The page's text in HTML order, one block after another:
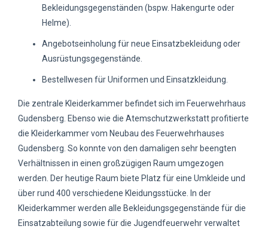
Bekleidungsgegenständen (bspw. Hakengurte oder
Helme).
Angebotseinholung für neue Einsatzbekleidung oder
Ausrüstungsgegenstände.
Bestellwesen für Uniformen und Einsatzkleidung.
Die zentrale Kleiderkammer befindet sich im Feuerwehrhaus
Gudensberg. Ebenso wie die Atemschutzwerkstatt profitierte
die Kleiderkammer vom Neubau des Feuerwehrhauses
Gudensberg. So konnte von den damaligen sehr beengten
Verhältnissen in einen großzügigen Raum umgezogen
werden. Der heutige Raum biete Platz für eine Umkleide und
über rund 400 verschiedene Kleidungsstücke. In der
Kleiderkammer werden alle Bekleidungsgegenstände für die
Einsatzabteilung sowie für die Jugendfeuerwehr verwaltet